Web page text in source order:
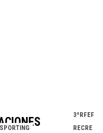
SPORTING
3ªRFEF
RECRE